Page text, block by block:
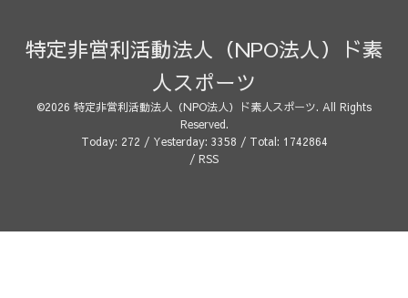
特定非営利活動法人（NPO法人）ド素
人スポーツ
©2026 特定非営利活動法人（NPO法人）ド素人スポーツ. All Rights
Reserved.
Today: 272 / Yesterday: 3358 / Total: 1742864
/ RSS